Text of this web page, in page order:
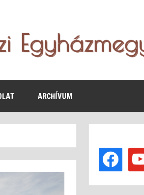
ARCHÍVUM
facebook